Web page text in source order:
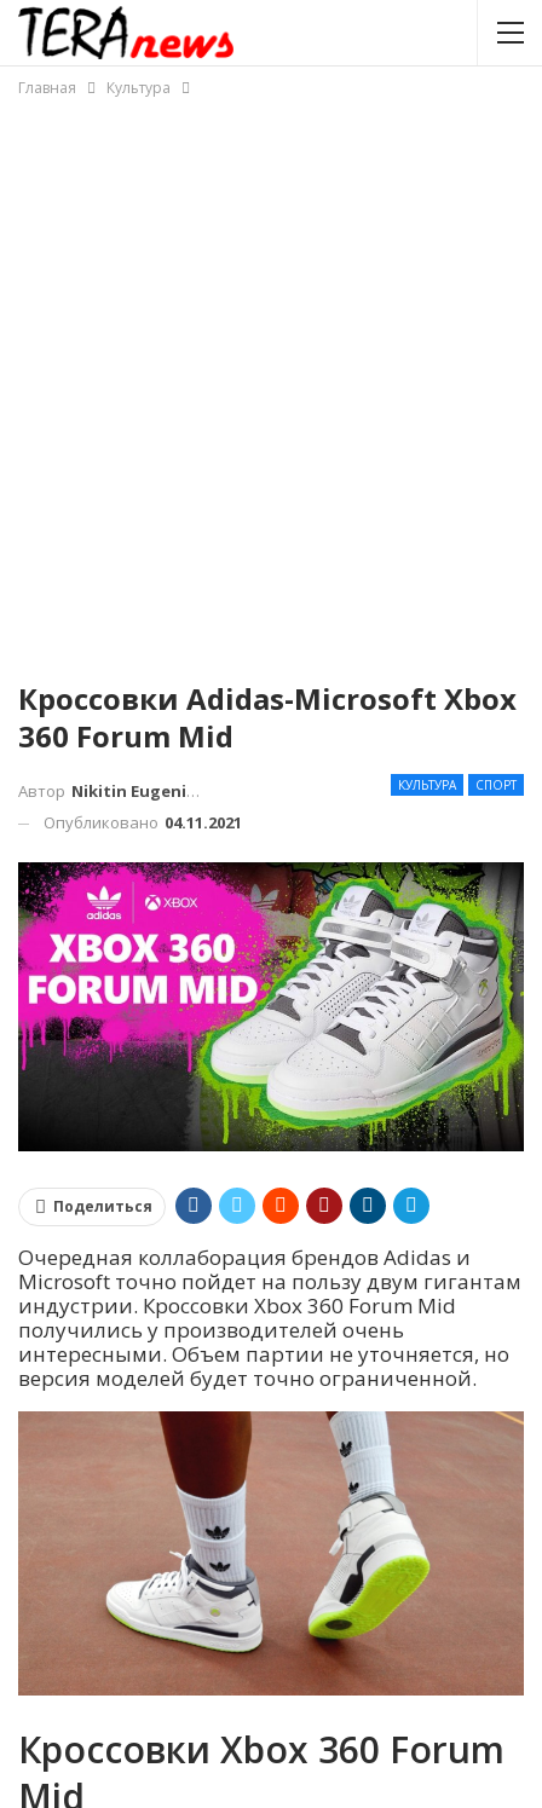
Главная Культура
Кроссовки Adidas-Microsoft Xbox
360 Forum Mid
КУЛЬТУРА СПОРТ
Автор Nikitin Eugenius
Опубликовано 04.11.2021
Поделиться
Очередная коллаборация брендов Adidas и
Microsoft точно пойдет на пользу двум гигантам
индустрии. Кроссовки Xbox 360 Forum Mid
получились у производителей очень
интересными. Объем партии не уточняется, но
версия моделей будет точно ограниченной.
Кроссовки Xbox 360 Forum
Mid